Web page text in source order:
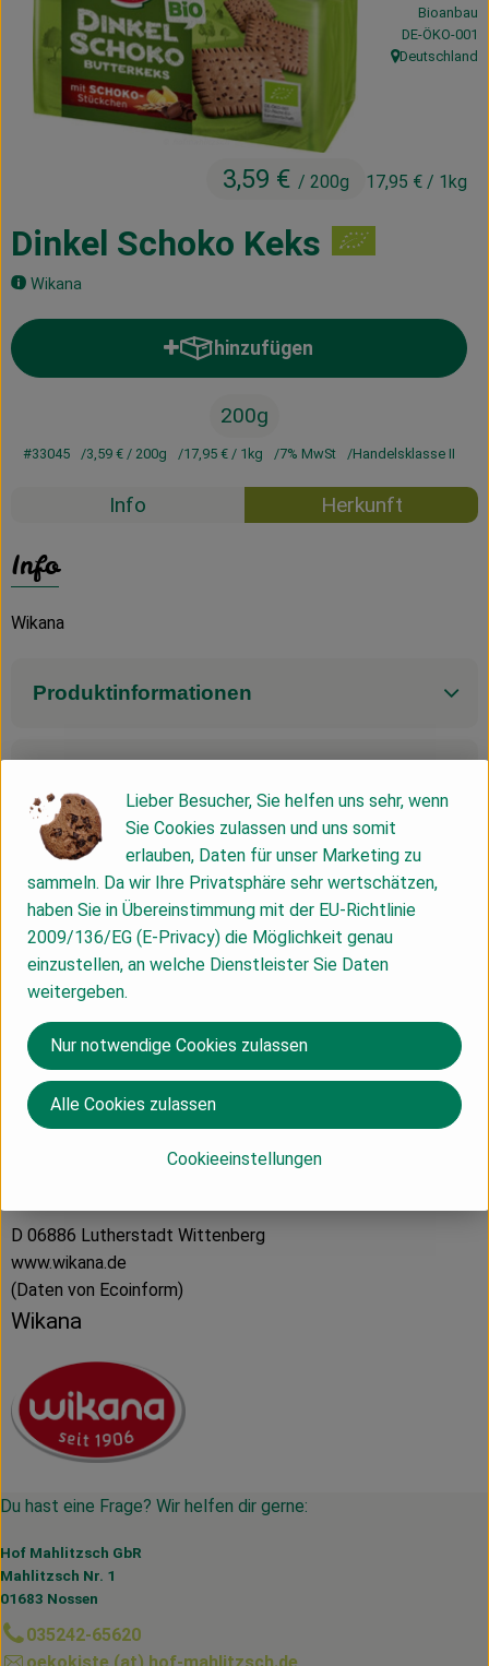
Kühltheke
Vorratskammer
Getränke
Über uns
Lieferservice
Dinkel Schoko Keks
Wikana
3,59 € / 200g 17,95 € / 1kg
Bioanbau
,DE-ÖKO-001
, Herkunft:
Deutschland
hinzufügen
Produkt zum Warenkorb
200g
#33045 3,59 € / 200g 17,95 € / 1kg 7% MwSt Handelsklasse II
Info Herkunft
Info
Wikana
Produktinformationen
Produktdatenblatt
Herkunft
Hersteller: Wikana
Deutschland
D 06886 Lutherstadt Wittenberg
www.wikana.de
(Daten von Ecoinform)
Wikana
Du hast eine Frage? Wir helfen dir gerne:
Hof Mahlitzsch GbR
Mahlitzsch Nr. 1
01683 Nossen
035242-65620
oekokiste (at) hof-mahlitzsch.de
Lieber Besucher, Sie helfen uns sehr, wenn
Sie Cookies zulassen und uns somit
erlauben, Daten für unser Marketing zu
sammeln. Da wir Ihre Privatsphäre sehr wertschätzen,
haben Sie in Übereinstimmung mit der EU-Richtlinie
2009/136/EG (E-Privacy) die Möglichkeit genau
einzustellen, an welche Dienstleister Sie Daten
weitergeben.
Cookieeinstellungen
Nur notwendige Cookies zulassen
Alle Cookies zulassen